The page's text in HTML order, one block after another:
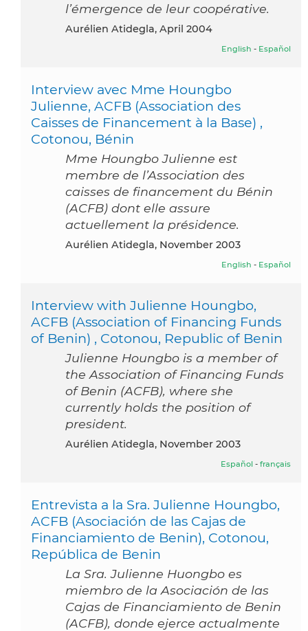
l’émergence de leur coopérative.
Aurélien Atidegla, April 2004
English - Español
Interview avec Mme Houngbo
Julienne, ACFB (Association des
Caisses de Financement à la Base) ,
Cotonou, Bénin
Mme Houngbo Julienne est
membre de l’Association des
caisses de financement du Bénin
(ACFB) dont elle assure
actuellement la présidence.
Aurélien Atidegla, November 2003
English - Español
Interview with Julienne Houngbo,
ACFB (Association of Financing Funds
of Benin) , Cotonou, Republic of Benin
Julienne Houngbo is a member of
the Association of Financing Funds
of Benin (ACFB), where she
currently holds the position of
president.
Aurélien Atidegla, November 2003
Español - français
Entrevista a la Sra. Julienne Houngbo,
ACFB (Asociación de las Cajas de
Financiamiento de Benin), Cotonou,
República de Benin
La Sra. Julienne Huongbo es
miembro de la Asociación de las
Cajas de Financiamiento de Benin
(ACFB), donde ejerce actualmente